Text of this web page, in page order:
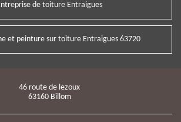
de toiture Entraigues
et peinture sur toiture Entraigues 63720
46 route de lezoux
63160 Billom